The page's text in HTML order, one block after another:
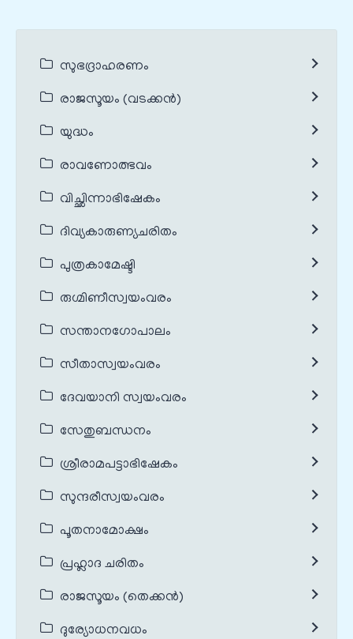
സുഭദ്രാഹരണം
രാജസൂയം (വടക്കൻ)
യുദ്ധം
രാവണോത്ഭവം
വിച്ഛിന്നാഭിഷേകം
ദിവ്യകാരുണ്യചരിതം
പുത്രകാമേഷ്ടി
രുഗ്മിണീസ്വയംവരം
സന്താനഗോപാലം
സീതാസ്വയംവരം
ദേവയാനി സ്വയംവരം
സേതുബന്ധനം
ശ്രീരാമപട്ടാഭിഷേകം
സുന്ദരീസ്വയംവരം
പൂതനാമോക്ഷം
പ്രഹ്ലാദ ചരിതം
രാജസൂയം (തെക്കൻ)
ദുര്യോധനവധം